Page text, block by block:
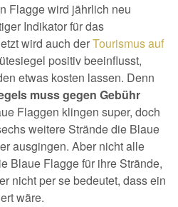
Flagge wird jährlich neu
Indikator für das
wird auch derTourismus auf
positiv beeinflusst,
etwas kosten lassen. Denn
muss gegen Gebühr
Flaggen klingen super, doch
weitere Strände die Blaue
ausgingen. Aber nicht alle
Blaue Flagge für ihre Strände,
nicht per se bedeutet, dass ein
wäre.